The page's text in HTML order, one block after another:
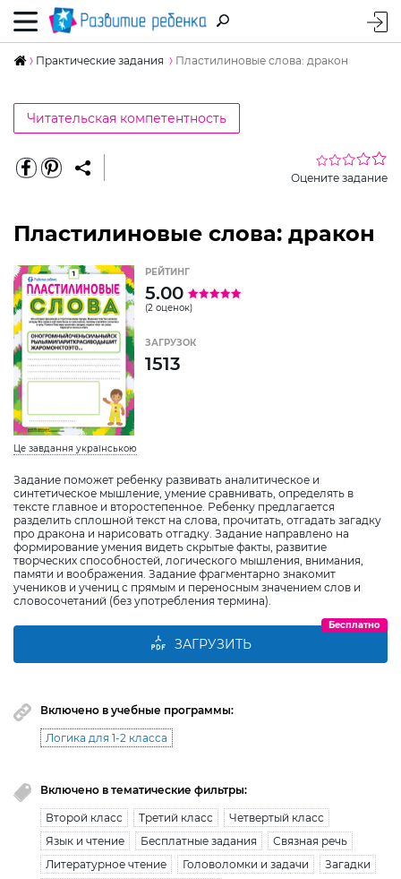
Практические задания Пластилиновые слова: дракон
Читательская компетентность
Оцените задание
Пластилиновые слова: дракон
Це завдання українською
Задание поможет ребенку развивать аналитическое и
синтетическое мышление, умение сравнивать, определять в
тексте главное и второстепенное. Ребенку предлагается
разделить сплошной текст на слова, прочитать, отгадать загадку
про дракона и нарисовать отгадку. Задание направлено на
формирование умения видеть скрытые факты, развитие
творческих способностей, логического мышления, внимания,
памяти и воображения. Задание фрагментарно знакомит
учеников и учениц с прямым и переносным значением слов и
словосочетаний (без употребления термина).
РЕЙТИНГ
5.00
(2 оценок)
ЗАГРУЗОК
1513
ЗАГРУЗИТЬ
Бесплатно
Включено в учебные программы:
Логика для 1-2 класса
Включено в тематические фильтры:
Второй класс Третий класс
Четвертый класс
Язык и чтение
Бесплатные задания
Связная речь
Литературное чтение
Головоломки и задачи
Загадки